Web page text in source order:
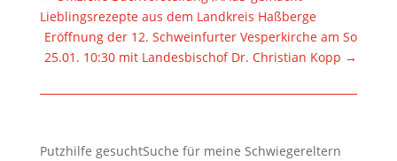
Lieblingsrezepte aus dem Landkreis Haßberge
Eröffnung der 12. Schweinfurter Vesperkirche am So
25.01. 10:30 mit Landesbischof Dr. Christian Kopp →
Putzhilfe gesuchtSuche für meine Schwiegereltern